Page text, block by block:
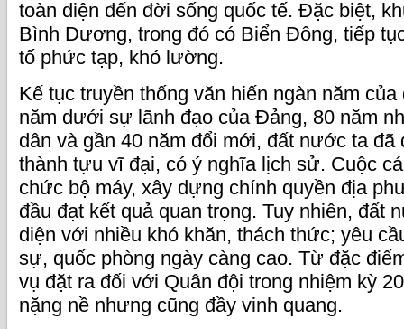
toàn diện đến đời sống quốc tế. Đặc biệt,
Bình Dương, trong đó có Biển Đông, tiếp
tố phức tạp, khó lường.
Kế tục truyền thống văn hiến ngàn năm
năm dưới sự lãnh đạo của Đảng, 80 năm
dân và gần 40 năm đổi mới, đất nước ta
thành tựu vĩ đại, có ý nghĩa lịch sử. Cuộc
chức bộ máy, xây dựng chính quyền địa
đầu đạt kết quả quan trọng. Tuy nhiên, đất
diện với nhiều khó khăn, thách thức; yêu
sự, quốc phòng ngày càng cao. Từ đặc
vụ đặt ra đối với Quân đội trong nhiệm kỳ
nặng nề nhưng cũng đầy vinh quang.